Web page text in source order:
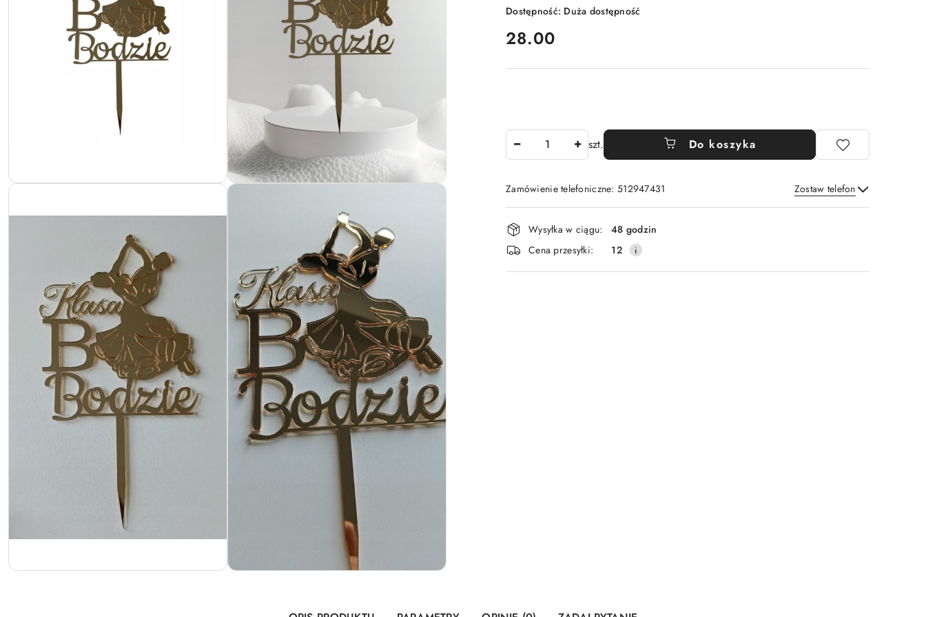
Dostępność: Duża dostępność
cena:
28.00
szt. Do koszyka
Zamówienie telefoniczne: 512947431 Zostaw telefon
Wyślij
Dostępność
i
dostawa
Wysyłka w ciągu:
48 godzin
Cena przesyłki:
12